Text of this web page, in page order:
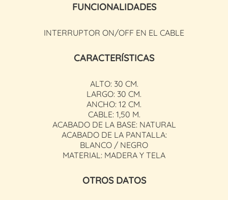
FUNCIONALIDADES
INTERRUPTOR ON/OFF EN EL CABLE
CARACTERÍSTICAS
ALTO: 30 CM.
LARGO: 30 CM.
ANCHO: 12 CM.
CABLE: 1,50 M.
ACABADO DE LA BASE: NATURAL
ACABADO DE LA PANTALLA:
BLANCO / NEGRO
MATERIAL: MADERA Y TELA
OTROS DATOS